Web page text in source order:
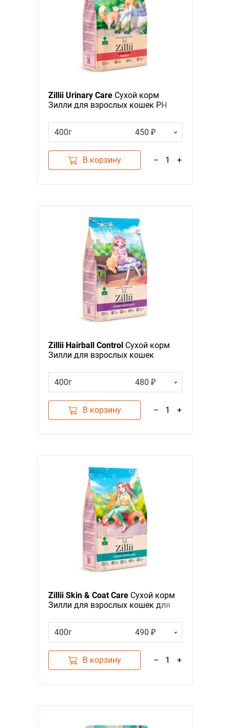
Zillii Urinary CareСухой корм
Зилли для взрослых кошек РН
400г
450 ₽
В корзину – 1 +
Zillii Hairball ControlСухой корм
Зилли для взрослых кошек
шерсти Индейка утка
400г 480 ₽
В корзину – 1 +
Zillii Skin & Coat CareСухой корм
Зилли для взрослых кошек для
ягненок
400г 490 ₽
В корзину – 1 +